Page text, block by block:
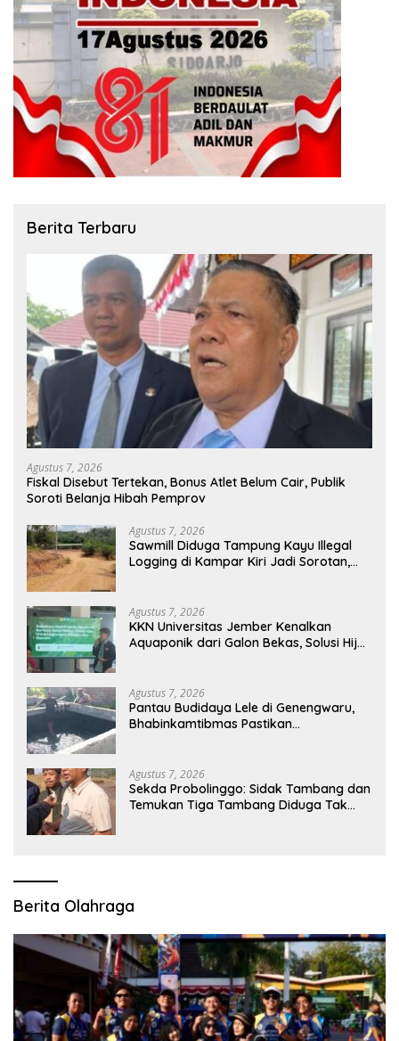
Berita Terbaru
Agustus 7, 2026
Fiskal Disebut Tertekan, Bonus Atlet Belum Cair, Publik
Soroti Belanja Hibah Pemprov
Agustus 7, 2026
Sawmill Diduga Tampung Kayu Illegal
Logging di Kampar Kiri Jadi Sorotan,
Agustus 7, 2026
KKN Universitas Jember Kenalkan
Aquaponik dari Galon Bekas, Solusi Hijau
Agustus 7, 2026
Pantau Budidaya Lele di Genengwaru,
Bhabinkamtibmas Pastikan
Agustus 7, 2026
Sekda Probolinggo: Sidak Tambang dan
Temukan Tiga Tambang Diduga Tak
Berita Olahraga